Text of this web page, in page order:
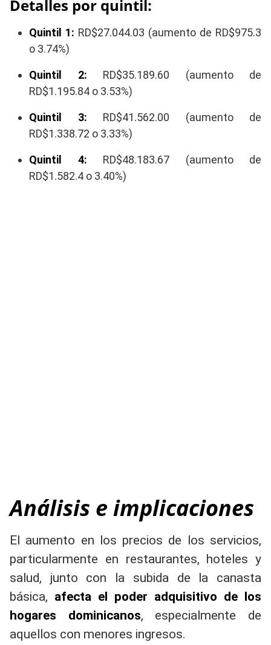
Detalles por quintil:
Quintil 1: RD$27.044.03 (aumento de RD$975.3
o 3.74%)
Quintil 2: RD$35.189.60 (aumento de
RD$1.195.84 o 3.53%)
Quintil 3: RD$41.562.00 (aumento de
RD$1.338.72 o 3.33%)
Quintil 4: RD$48.183.67 (aumento de
RD$1.582.4 o 3.40%)
Análisis e implicaciones
El aumento en los precios de los servicios,
particularmente en restaurantes, hoteles y
salud, junto con la subida de la canasta
básica, afecta el poder adquisitivo de los
hogares dominicanos, especialmente de
aquellos con menores ingresos.